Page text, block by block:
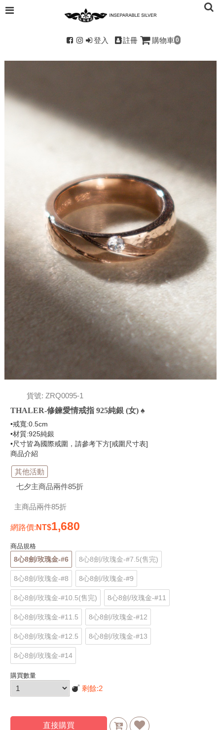
登入 註冊 購物車 0
貨號: ZRQ0095-1
THALER-修鍊愛情戒指 925純銀 (女) ♠
•戒寬:0.5cm
•材質:925純銀
•尺寸皆為國際戒圍，請參考下方[戒圍尺寸表]
商品介紹
其他活動
七夕主商品兩件85折
主商品兩件85折
網路價: 1,680
商品規格
8心8劍/玫瑰金-#6 8心8劍/玫瑰金-#7.5(售完)
8心8劍/玫瑰金-#8 8心8劍/玫瑰金-#9
8心8劍/玫瑰金-#10.5(售完) 8心8劍/玫瑰金-#11
8心8劍/玫瑰金-#11.5 8心8劍/玫瑰金-#12
8心8劍/玫瑰金-#12.5 8心8劍/玫瑰金-#13
8心8劍/玫瑰金-#14
購買數量
剩餘:2
直接購買